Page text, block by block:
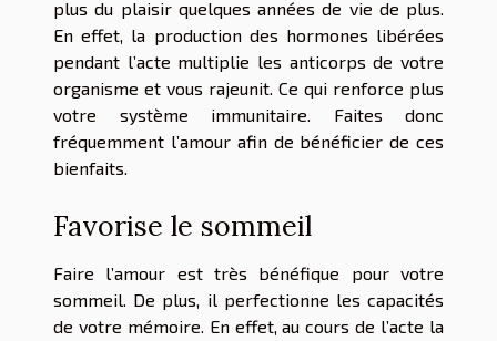
plus du plaisir quelques années de vie de plus.
En effet, la production des hormones libérées
pendant l’acte multiplie les anticorps de votre
organisme et vous rajeunit. Ce qui renforce plus
votre système immunitaire. Faites donc
fréquemment l’amour afin de bénéficier de ces
bienfaits.
Favorise le sommeil
Faire l’amour est très bénéfique pour votre
sommeil. De plus, il perfectionne les capacités
de votre mémoire. En effet, au cours de l’acte la